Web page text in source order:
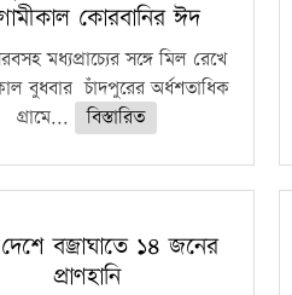
কোরবানির ঈদ
মধ্যপ্রাচ্যের সঙ্গে মিল রেখে
বুধবার চাঁদপুরের অর্ধশতাধিক
গ্রামে...
বিস্তারিত
বজ্রাঘাতে ১৪ জনের
প্রাণহানি